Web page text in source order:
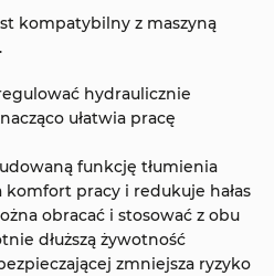
kompatybilny z maszyną
.
hydraulicznie
ułatwia pracę
funkcję tłumienia
pracy i redukuje hałas
obracać i stosować z obu
dłuższą żywotność
zmniejsza ryzyko